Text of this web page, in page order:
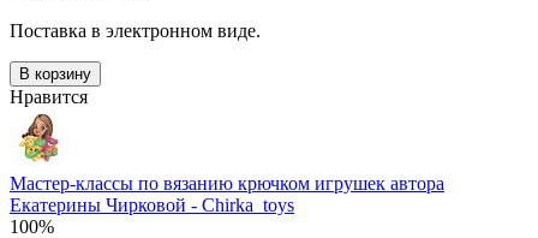
Поставка в электронном виде.
В корзину
Нравится
Мастер-классы по вязанию крючком игрушек автора
Екатерины Чирковой - Chirka_toys
100%